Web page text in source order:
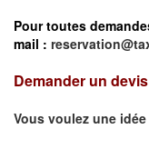
Pour toutes
mail :
Demander un
Vous voulez une